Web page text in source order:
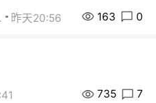
昨天20:56 163 0
735 7